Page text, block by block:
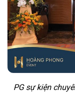
PG sự kiện